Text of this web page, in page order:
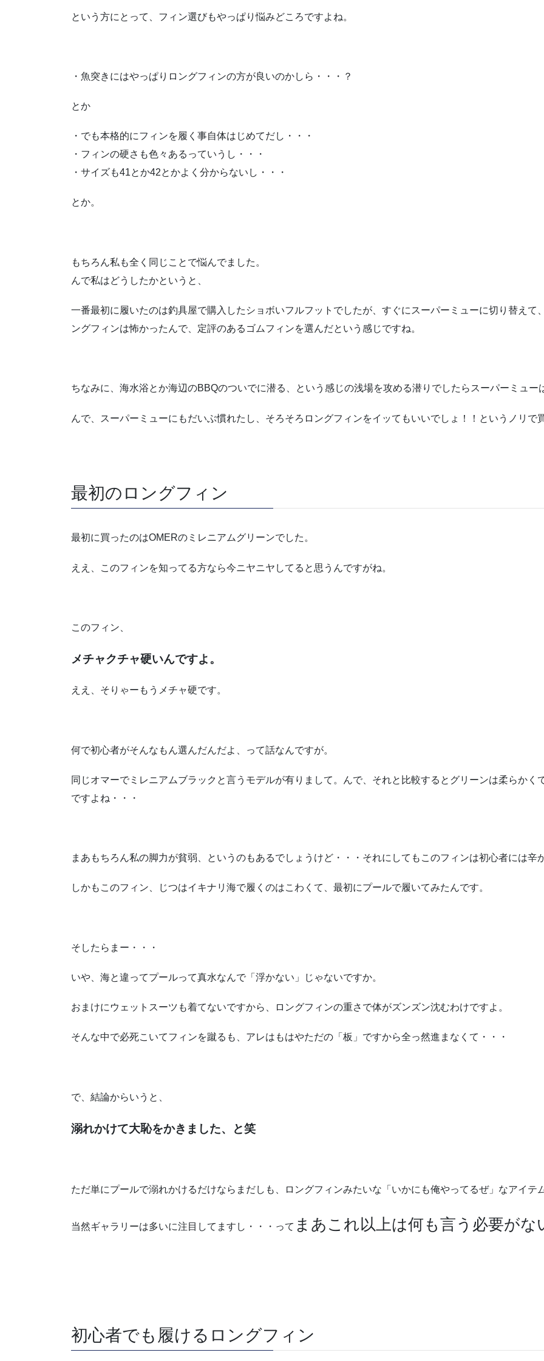
という方にとって、フィン選びもやっぱり悩みどころですよね。
・魚突きにはやっぱりロングフィンの方が良いのかしら・・・？
とか
・でも本格的にフィンを履く事自体はじめてだし・・・
・フィンの硬さも色々あるっていうし・・・
・サイズも41とか42とかよく分からないし・・・
とか。
もちろん私も全く同じことで悩んでました。
んで私はどうしたかというと、
一番最初に履いたのは釣具屋で購入したショボいフルフットでしたが、すぐにスーパーミューに切り替えて
ングフィンは怖かったんで、定評のあるゴムフィンを選んだという感じですね。
ちなみに、海水浴とか海辺のBBQのついでに潜る、という感じの浅場を攻める潜りでしたらスーパーミュー
んで、スーパーミューにもだいぶ慣れたし、そろそろロングフィンをイッてもいいでしょ！！というノリで
最初のロングフィン
最初に買ったのはOMERのミレニアムグリーンでした。
ええ、このフィンを知ってる方なら今ニヤニヤしてると思うんですがね。
このフィン、
メチャクチャ硬いんですよ。
ええ、そりゃーもうメチャ硬です。
何で初心者がそんなもん選んだんだよ、って話なんですが。
同じオマーでミレニアムブラックと言うモデルが有りまして。んで、それと比較するとグリーンは柔らかく
ですよね・・・
まあもちろん私の脚力が貧弱、というのもあるでしょうけど・・・それにしてもこのフィンは初心者には辛
しかもこのフィン、じつはイキナリ海で履くのはこわくて、最初にプールで履いてみたんです。
そしたらまー・・・
いや、海と違ってプールって真水なんで「浮かない」じゃないですか。
おまけにウェットスーツも着てないですから、ロングフィンの重さで体がズンズン沈むわけですよ。
そんな中で必死こいてフィンを蹴るも、アレはもはやただの「板」ですから全っ然進まなくて・・・
で、結論からいうと、
溺れかけて大恥をかきました、と笑
ただ単にプールで溺れかけるだけならまだしも、ロングフィンみたいな「いかにも俺やってるぜ」なアイテ
当然ギャラリーは多いに注目してますし・・・って まあこれ以上は何も言う必要がな
初心者でも履けるロングフィン